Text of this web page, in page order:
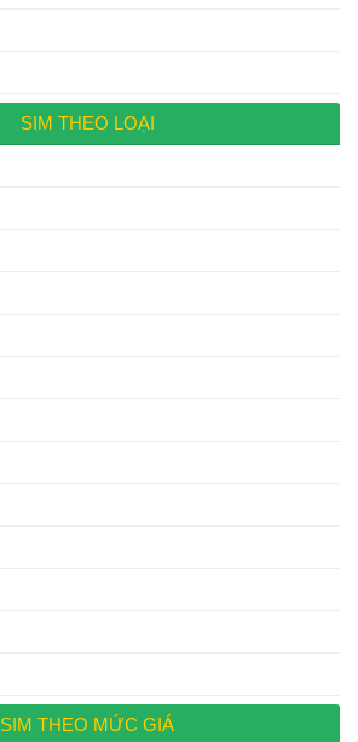
SIM THEO LOẠI
SIM THEO MỨC GIÁ